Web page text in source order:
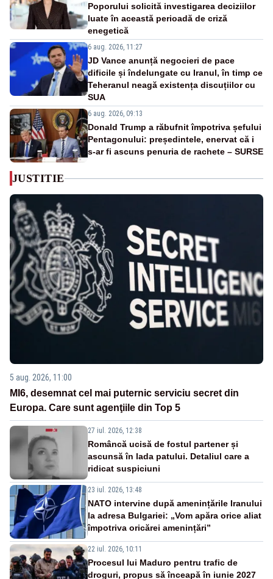
Poporului solicită investigarea deciziilor
luate în această perioadă de criză
enegetică
6 aug. 2026, 11:27
JD Vance anunță negocieri de pace
dificile și îndelungate cu Iranul, în timp ce
Teheranul neagă existența discuțiilor cu
SUA
6 aug. 2026, 09:13
Donald Trump a răbufnit împotriva șefului
Pentagonului: președintele, enervat că i
s-ar fi ascuns penuria de rachete – SURSE
JUSTITIE
5 aug. 2026, 11:00
MI6, desemnat cel mai puternic serviciu secret din
Europa. Care sunt agenţiile din Top 5
27 iul. 2026, 12:38
Româncă ucisă de fostul partener și
ascunsă în lada patului. Detaliul care a
ridicat suspiciuni
23 iul. 2026, 13:48
NATO intervine după amenințările Iranului
la adresa Bulgariei: „Vom apăra orice aliat
împotriva oricărei amenințări”
22 iul. 2026, 10:11
Procesul lui Maduro pentru trafic de
droguri, propus să înceapă în iunie 2027